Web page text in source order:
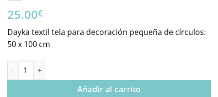
25.00€
Dayka textil tela para decoración pequeña de círculos:
50 x 100 cm
Dtx-094P Tela Para Decoración Dayka Textil cantidad
Añadir al carrito